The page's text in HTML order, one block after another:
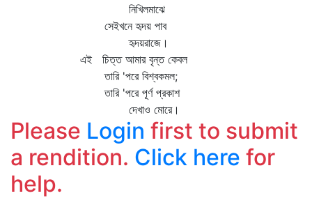
নিখিলমাঝে
সেইখনে হৃদয় পাব
হৃদয়রাজে।
এই চিত্ত আমার বৃন্ত কেবল
তারি 'পরে বিশ্বকমল;
তারি 'পরে পূর্ণ প্রকাশ
দেখাও মোরে।
Please Login first to submit
a rendition. Click here for
help.